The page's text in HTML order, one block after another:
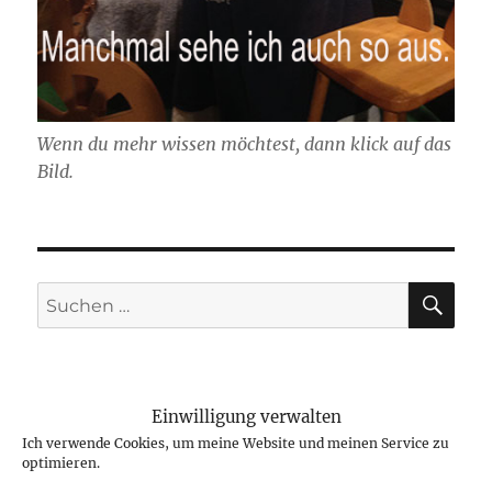
Einwilligung verwalten
Ich verwende Cookies, um meine Website und meinen Service zu
optimieren.
Wenn du mehr wissen möchtest, dann klick auf das
Bild.
Suchen
nach:
NEUESTE BEITRÄGE